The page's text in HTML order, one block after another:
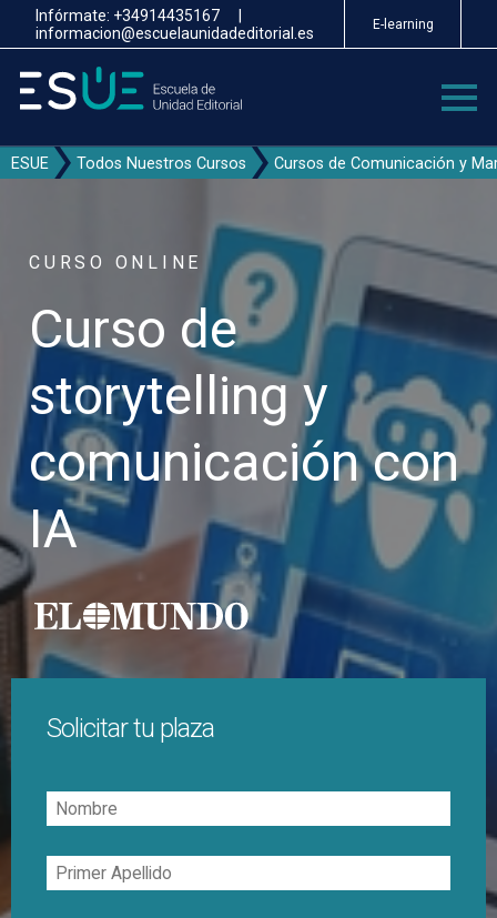
Pasar
contenido
principal
Infórmate: +34914435167
|
informacion@escuelaunidadeditorial.es
E-learning
ESUE Todos Nuestros Cursos Cursos de Comunicación y
CURSO ONLINE
Curso de
storytelling y
comunicación con
IA
Solicitar tu plaza
Nombre
Primer
Apellido